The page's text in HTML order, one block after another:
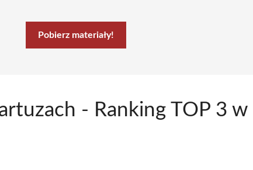
Pobierz materiały!
- Ranking TOP 3 w